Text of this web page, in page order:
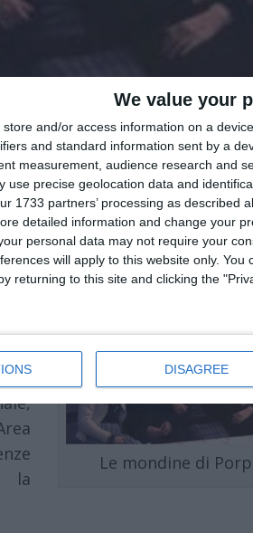
We value your
store and/or access information on a
and standard information sent by a
measurement, audience research and
use precise geolocation data and
1733 partners’ processing as described
detailed information and change your
personal data may not require your
will apply to this website only.
returning to this site and clicking the
DISAGREE
Le mondine di
di
la